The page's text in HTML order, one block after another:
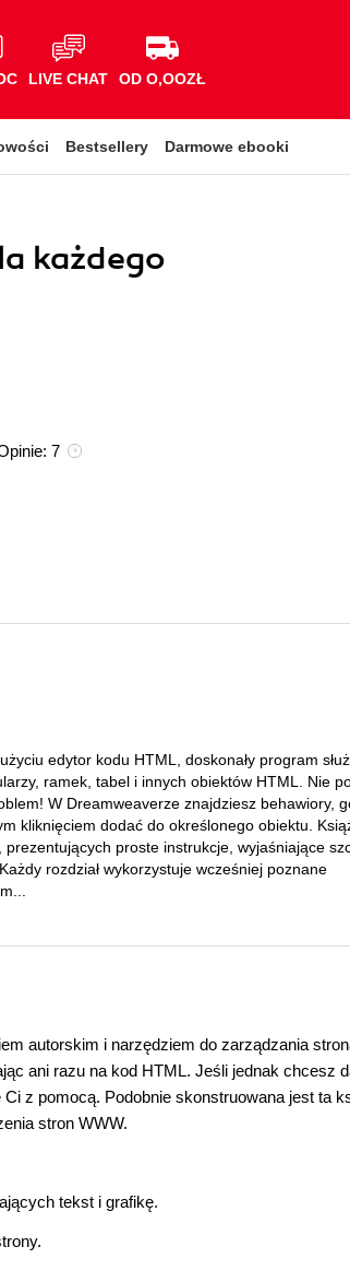
LIVE CHAT OD O,OOZŁ
Bestsellery Darmowe ebooki
każdego
7
edytor kodu HTML, doskonały program
ramek, tabel i innych obiektów HTML. Nie
W Dreamweaverze znajdziesz behawiory,
kliknięciem dodać do określonego obiektu.
prezentujących proste instrukcje, wyjaśniające
rozdział wykorzystuje wcześniej poznane
autorskim i narzędziem do zarządzania
ani razu na kod HTML. Jeśli jednak chcesz
z pomocą. Podobnie skonstruowana jest ta
stron WWW.
tekst i grafikę.